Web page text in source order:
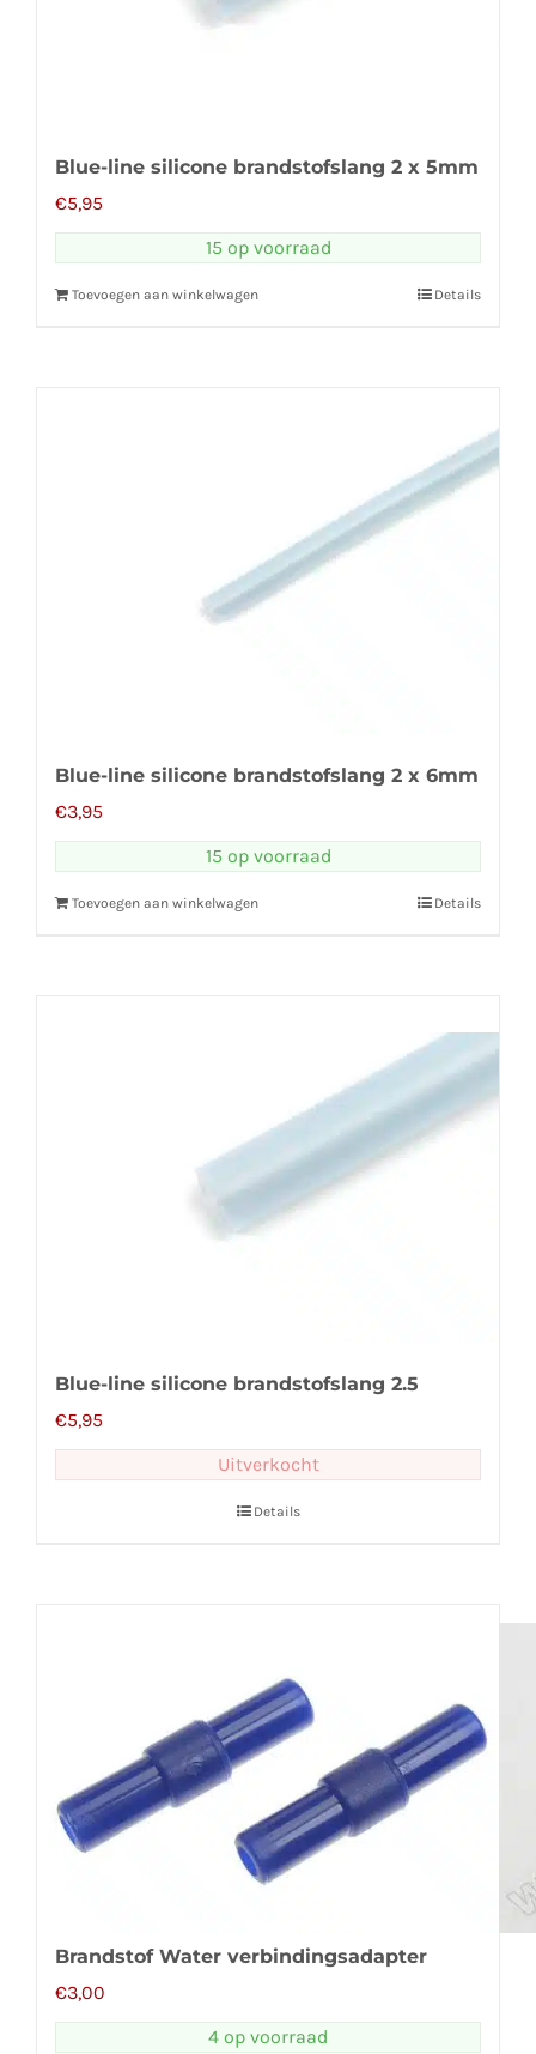
Blue-line silicone brandstofslang 2 x 5mm
€5,95
15 op voorraad
Toevoegen aan winkelwagen Details
Blue-line silicone brandstofslang 2 x 6mm
€3,95
15 op voorraad
Toevoegen aan winkelwagen Details
Blue-line silicone brandstofslang 2.5
€5,95
Uitverkocht
Details
Brandstof Water verbindingsadapter
€3,00
4 op voorraad